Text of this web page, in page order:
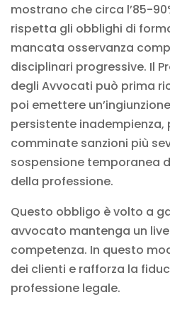
mostrano che circa l’85-
rispetta gli obblighi di
mancata osservanza
disciplinari progressive. Il
degli Avvocati può prima
poi emettere
persistente inadempienza,
comminate sanzioni più
sospensione temporanea
della professione.
Questo obbligo è volto a
avvocato mantenga un
competenza. In questo
dei clienti e rafforza la
professione legale.